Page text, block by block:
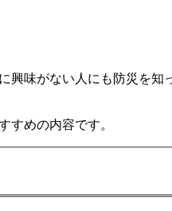
味がない人にも防災を
すめの内容です。